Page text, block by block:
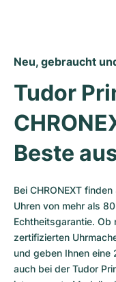
Neu, gebraucht
Tudor
Beste
Bei CHRONEXT
Uhren von mehr als
Echtheitsgarantie. Ob
zertifizierten
und geben Ihnen eine
auch bei der Tudor